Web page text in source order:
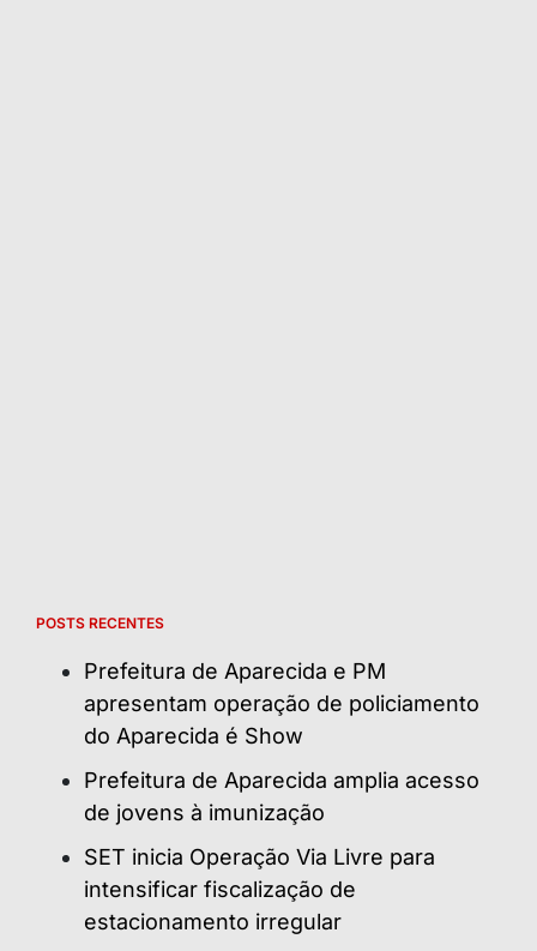
POSTS RECENTES
Prefeitura de Aparecida e PM
apresentam operação de policiamento
do Aparecida é Show
Prefeitura de Aparecida amplia acesso
de jovens à imunização
SET inicia Operação Via Livre para
intensificar fiscalização de
estacionamento irregular